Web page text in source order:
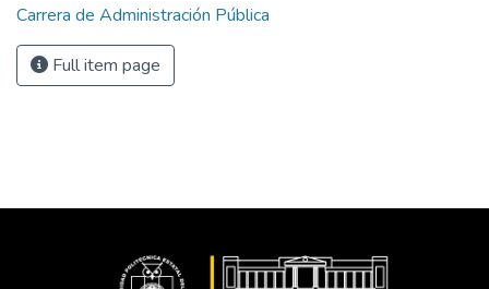
Carrera de Administración Pública
Full item page